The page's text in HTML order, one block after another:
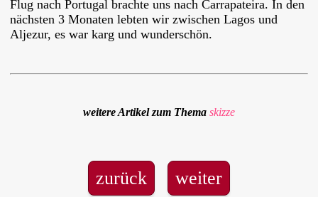
Flug nach Portugal brachte uns nach Carrapateira. In den
nächsten 3 Monaten lebten wir zwischen Lagos und
Aljezur, es war karg und wunderschön.
weitere Artikel zum Thema skizze
zurück weiter